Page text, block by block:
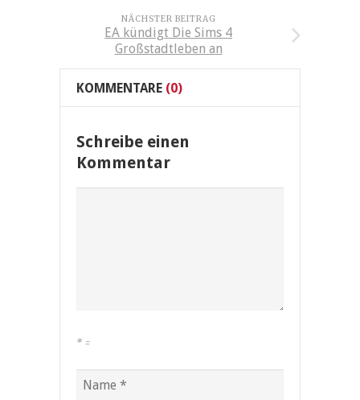
NÄCHSTER BEITRAG
EA kündigt Die Sims 4
Großstadtleben an
KOMMENTARE (0)
Schreibe einen
Kommentar
* =